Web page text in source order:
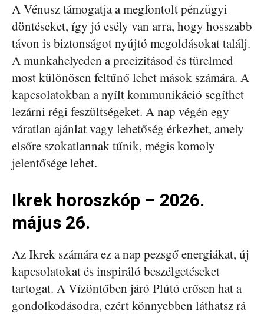
A Vénusz támogatja a megfontolt pénzügyi
döntéseket, így jó esély van arra, hogy hosszabb
távon is biztonságot nyújtó megoldásokat találj.
A munkahelyeden a precizitásod és türelmed
most különösen feltűnő lehet mások számára. A
kapcsolatokban a nyílt kommunikáció segíthet
lezárni régi feszültségeket. A nap végén egy
váratlan ajánlat vagy lehetőség érkezhet, amely
elsőre szokatlannak tűnik, mégis komoly
jelentősége lehet.
Ikrek horoszkóp – 2026.
május 26.
Az Ikrek számára ez a nap pezsgő energiákat, új
kapcsolatokat és inspiráló beszélgetéseket
tartogat. A Vízöntőben járó Plútó erősen hat a
gondolkodásodra, ezért könnyebben láthatsz rá